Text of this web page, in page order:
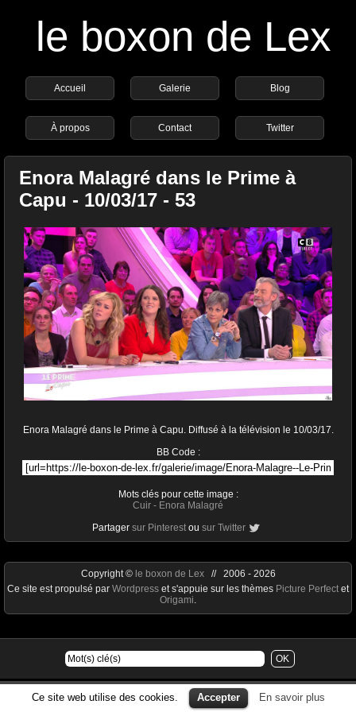
le boxon de Lex
Accueil Galerie Blog
À propos Contact Twitter
Enora Malagré dans le Prime à
Capu - 10/03/17 - 53
Enora Malagré dans le Prime à Capu. Diffusé à la télévision le 10/03/17.
BB Code :
Mots clés pour cette image :
Cuir - Enora Malagré
Partager sur Pinterest ou sur Twitter
Ce site web utilise des cookies. Accepter En savoir plus
Copyright © le boxon de Lex// 2006 - 2026
Ce site est propulsé par Wordpress et s'appuie sur les thèmes Picture Perfect et
Origami.